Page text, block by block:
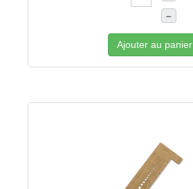
–
Ajouter au panier